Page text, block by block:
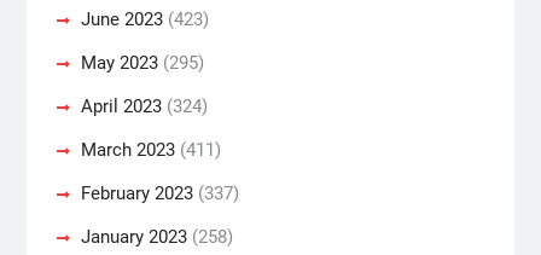
June 2023(423)
May 2023(295)
April 2023(324)
March 2023(411)
February 2023(337)
January 2023(258)